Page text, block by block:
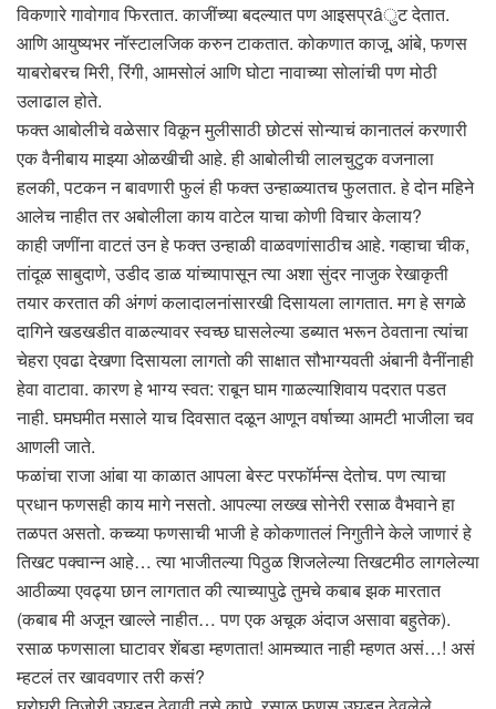
विकणारे गावोगाव फिरतात. काजींच्या बदल्यात पण आइसप्रâुट देतात.
आणि आयुष्यभर नॉस्टालजिक करुन टाकतात. कोकणात काजू, आंबे, फणस
याबरोबरच मिरी, रिंगी, आमसोलं आणि घोटा नावाच्या सोलांची पण मोठी
उलाढाल होते.
फक्त आबोलीचे वळेसार विकून मुलीसाठी छोटसं सोन्याचं कानातलं करणारी
एक वैनीबाय माझ्या ओळखीची आहे. ही आबोलीची लालचुटुक वजनाला
हलकी, पटकन न बावणारी फुलं ही फक्त उन्हाळ्यातच फुलतात. हे दोन महिने
आलेच नाहीत तर अबोलीला काय वाटेल याचा कोणी विचार केलाय?
काही जणींना वाटतं उन हे फक्त उन्हाळी वाळवणांसाठीच आहे. गव्हाचा चीक,
तांदूळ साबुदाणे, उडीद डाळ यांच्यापासून त्या अशा सुंदर नाजुक रेखाकृती
तयार करतात की अंगणं कलादालनांसारखी दिसायला लागतात. मग हे सगळे
दागिने खडखडीत वाळल्यावर स्वच्छ घासलेल्या डब्यात भरून ठेवताना त्यांचा
चेहरा एवढा देखणा दिसायला लागतो की साक्षात सौभाग्यवती अंबानी वैनींनाही
हेवा वाटावा. कारण हे भाग्य स्वत: राबून घाम गाळल्याशिवाय पदरात पडत
नाही. घमघमीत मसाले याच दिवसात दळून आणून वर्षाच्या आमटी भाजीला चव
आणली जाते.
फळांचा राजा आंबा या काळात आपला बेस्ट परफॉर्मन्स देतोच. पण त्याचा
प्रधान फणसही काय मागे नसतो. आपल्या लख्ख सोनेरी रसाळ वैभवाने हा
तळपत असतो. कच्च्या फणसाची भाजी हे कोकणातलं निगुतीने केले जाणारं हे
तिखट पक्वान्न आहे… त्या भाजीतल्या पिठुळ शिजलेल्या तिखटमीठ लागलेल्या
आठीळ्या एवढ्या छान लागतात की त्याच्यापुढे तुमचे कबाब झक मारतात
(कबाब मी अजून खाल्ले नाहीत… पण एक अचूक अंदाज असावा बहुतेक).
रसाळ फणसाला घाटावर शेंबडा म्हणतात! आमच्यात नाही म्हणत असं…! असं
म्हटलं तर खाववणार तरी कसं?